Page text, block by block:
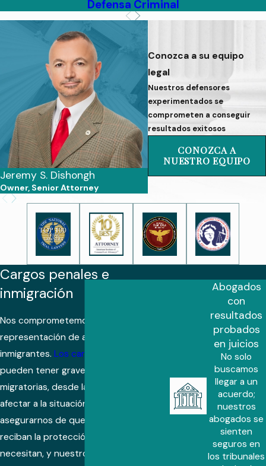
Defensa Criminal
Conozca a su equipo
legal
Nuestros defensores
experimentados se
comprometen a conseguir
resultados exitosos
CONOZCA A
NUESTRO EQUIPO
Jeremy S. Dishongh
Owner, Senior Attorney
Nayelli Nava
Cargos penales e
inmigración
Nos comprometemos a ofrecer una
representación de alta calidad para los
inmigrantes. Los cargos penales
pueden tener graves consecuencias
migratorias, desde la deportación hasta
afectar a la situación laboral. Queremos
asegurarnos de que los acusados
reciban la protección y la defensa que
necesitan, y nuestro personal bilingüe
Abogados
con
resultados
probados
en juicios
No solo
buscamos
llegar a un
acuerdo;
nuestros
abogados se
sienten
seguros en
los tribunales